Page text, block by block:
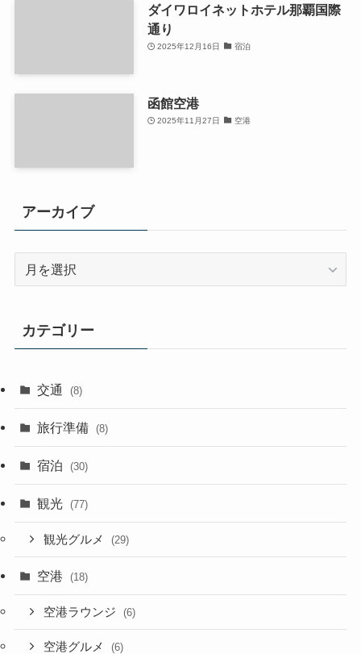
ダイワロイネットホテル那覇国際
通り
2025年12月16日 宿泊
函館空港
2025年11月27日 空港
アーカイブ
ブ
カテゴリー
交通 (8)
旅行準備 (8)
宿泊 (30)
観光 (77)
観光グルメ (29)
空港 (18)
空港ラウンジ (6)
空港グルメ (6)